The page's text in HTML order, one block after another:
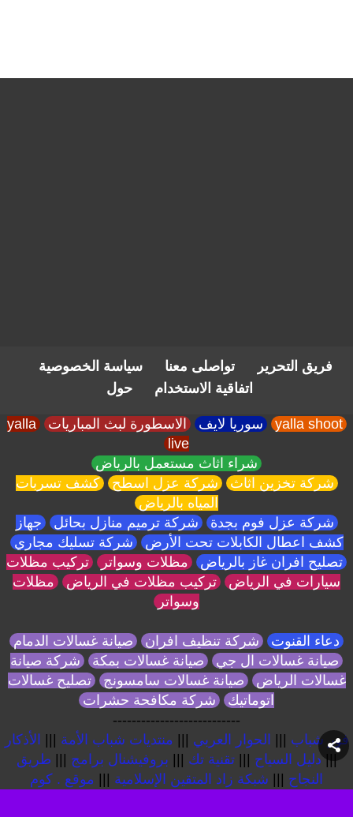
فريق التحرير تواصلى معنا
سياسة الخصوصية
اتفاقية الاستخدام
حول
yalla shoot سوريا لايف الاسطورة لبث المباريات yalla
live
شراء اثاث مستعمل بالرياض
شركة تخزين اثاث شركة عزل اسطح كشف تسربات
المياه بالرياض
شركة عزل فوم بجدة شركة ترميم منازل بحائل جهاز
كشف اعطال الكابلات تحت الأرض شركة تسليك مجاري
تصليح افران غاز بالرياض مظلات وسواتر تركيب مظلات
سيارات في الرياض تركيب مظلات في الرياض مظلات
وسواتر
دعاء القنوت شركة تنظيف افران صيانة غسالات الدمام
صيانة غسالات ال جي صيانة غسالات بمكة شركة صيانة
غسالات الرياض صيانة غسالات سامسونج تصليح غسالات
اتوماتيك شركة مكافحة حشرات
---------------------------
فور شباب ||| الحوار العربي ||| منتديات شباب الأمة ||| الأذكار
|||دليل السياح |||تقنية تك ||| بروفيشنال برامج ||| طريق
النجاح ||| شبكة زاد المتقين الإسلامية ||| موقع . كوم